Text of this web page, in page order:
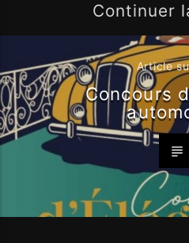
Continuer
Article
Concours